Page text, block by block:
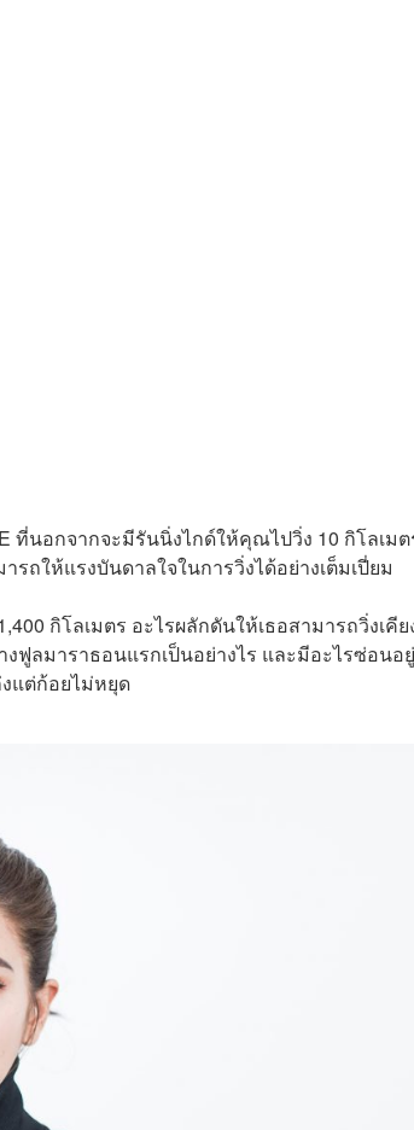
ที่นอกจากจะมีรันนิ่งไกด์ให้คุณไปวิ่ง 10 กิโลเม
รถให้แรงบันดาลใจในการวิ่งได้อย่างเต็มเปี่ยม
กิโลเมตร อะไรผลักดันให้เธอสามารถวิ่งเคีย
ฟูลมาราธอนแรกเป็นอย่างไร และมีอะไรซ่อนอ
แต่ก้อยไม่หยุด